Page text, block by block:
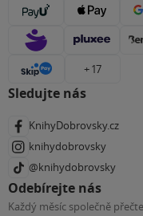
+ 17
Sledujte nás
KnihyDobrovsky.cz
knihydobrovsky
@knihydobrovsky
Odebírejte nás
Každý měsíc společně